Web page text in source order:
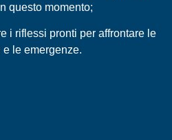
questo momento;
i riflessi pronti per affrontare le
le emergenze.